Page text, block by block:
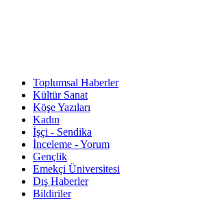
Toplumsal Haberler
Kültür Sanat
Köşe Yazıları
Kadın
İşçi - Sendika
İnceleme - Yorum
Gençlik
Emekçi Üniversitesi
Dış Haberler
Bildiriler